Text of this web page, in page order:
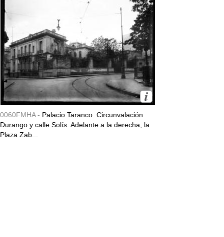
0060FMHA - Palacio Taranco. Circunvalación
Durango y calle Solís. Adelante a la derecha, la
Plaza Zab...